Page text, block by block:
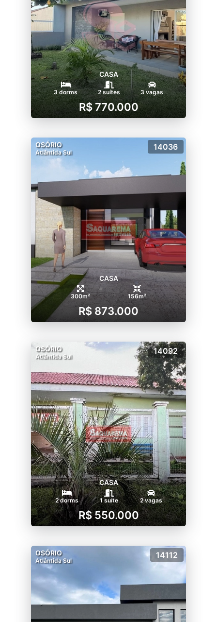
CASA
3 dorms 2 suítes 3 vagas
R$ 770.000
OSÓRIO
Atlântida Sul
14036
CASA
300m² 156m²
R$ 873.000
OSÓRIO
Atlântida Sul
14092
CASA
2 dorms 1 suíte 2 vagas
R$ 550.000
OSÓRIO
Atlântida Sul
14112